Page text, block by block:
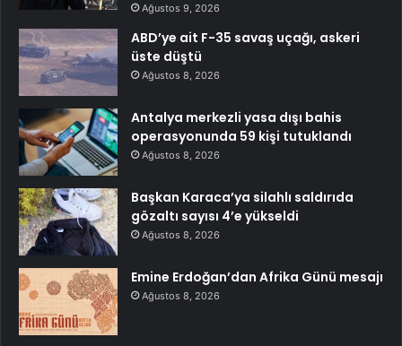
Ağustos 9, 2026
ABD’ye ait F-35 savaş uçağı, askeri
üste düştü
Ağustos 8, 2026
Antalya merkezli yasa dışı bahis
operasyonunda 59 kişi tutuklandı
Ağustos 8, 2026
Başkan Karaca’ya silahlı saldırıda
gözaltı sayısı 4’e yükseldi
Ağustos 8, 2026
Emine Erdoğan’dan Afrika Günü mesajı
Ağustos 8, 2026